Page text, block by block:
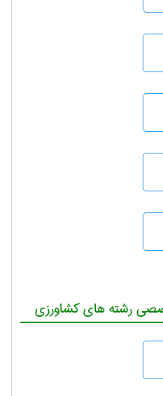
رشته های کشاورزی